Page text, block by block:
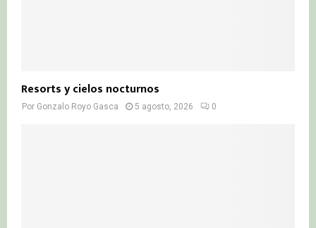
Resorts y cielos nocturnos
Por Gonzalo Royo Gasca 5 agosto, 2026 0